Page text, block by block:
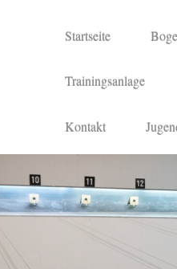
Startseite
Trainingsanlage
Kontakt